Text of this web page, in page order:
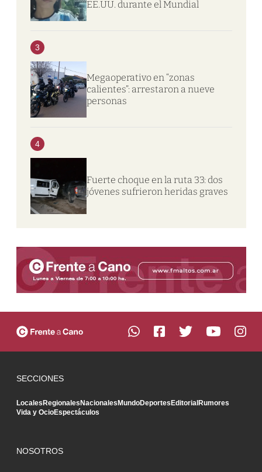
EE.UU. durante el Mundial
3
Megaoperativo en “zonas
calientes”: arrestaron a nueve
personas
4
Fuerte choque en la ruta 33: dos
jóvenes sufrieron heridas graves
SECCIONES
LocalesRegionalesNacionalesMundoDeportesEditorialRumores
Vida y OcioEspectáculos
NOSOTROS